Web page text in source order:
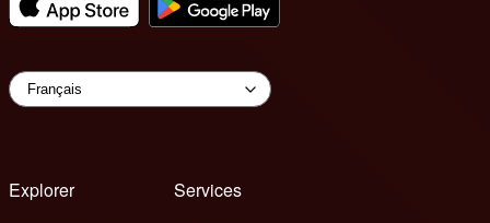
Explorer
Services